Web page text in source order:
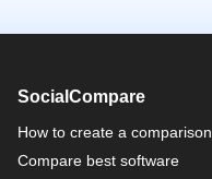
SocialCompare
How to create a comparison
Compare best software